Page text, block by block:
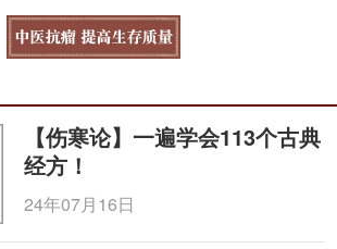
【伤寒论】一遍学会113个古典
经方！
24年07月16日